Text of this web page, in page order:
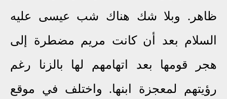
ظاهر. وبلا شك هناك شب عيسى عليه
السلام بعد أن كانت مريم مضطرة إلى
هجر قومها بعد اتهامهم لها بالزنا رغم
رؤيتهم لمعجزة ابنها. واختلف في موقع